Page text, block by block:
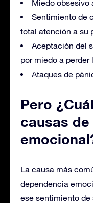
Miedo obsesivo
Sentimiento de
total atención a su
Aceptación del
por miedo a perder
Ataques de
Pero
causas
La causa más
dependencia
ese sentimiento de